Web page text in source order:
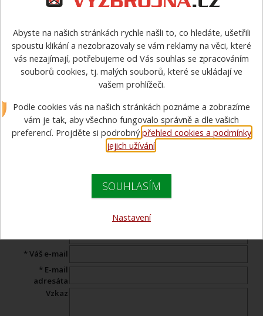
a majetek druhých.
Zásobní balíčky jídla>Emergency food PACK Menu III
mailem
Pošlete odkaz na produkt Vašemu známému s komentářem.
specialistovi. Pokud máte dotaz,napište jej zde
* Váš e-mail
* E-mail
adresáta
Vzkaz
Abyste na našich stránkách rychle našli to, co hledáte, ušetřili
spoustu klikání a nezobrazovaly se vám reklamy na věci, které
vás nezajímají, potřebujeme od Vás souhlas se zpracováním
souborů cookies, tj. malých souborů, které se ukládají ve
vašem prohlížeči.
Podle cookies vás na našich stránkách poznáme a zobrazíme
vám je tak, aby všechno fungovalo správně a dle vašich
preferencí. Projděte si podrobnýpřehled cookies a podmínky
jejich užívání.
SOUHLASÍM
Nastavení